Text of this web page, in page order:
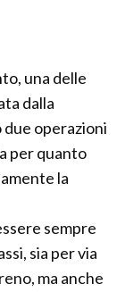
una delle
dalla
due operazioni
per quanto
la
sempre
sia per via
ma anche